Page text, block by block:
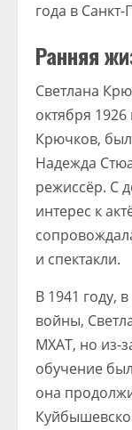
года в Санкт-
Ранняя
Светлана
октября 1926
Крючков,
Надежда
режиссёр. С
интерес к
и спектакли.
В 1941 году,
войны,
МХАТ, но из-
обучение
она